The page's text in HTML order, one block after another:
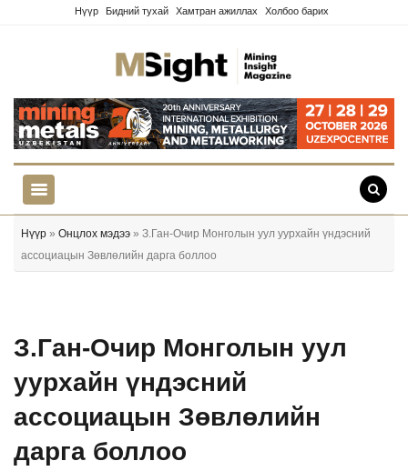
Нүүр Бидний тухай Хамтран ажиллах Холбоо барих
Нүүр » Онцлох мэдээ » З.Ган-Очир Монголын уул уурхайн үндэсний
ассоциацын Зөвлөлийн дарга боллоо
З.Ган-Очир Монголын уул
уурхайн үндэсний
ассоциацын Зөвлөлийн
дарга боллоо